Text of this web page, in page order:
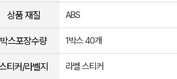
상품 재질 ABS
박스포장수량 1박스 40개
티커/라벨지 라벨 스티커